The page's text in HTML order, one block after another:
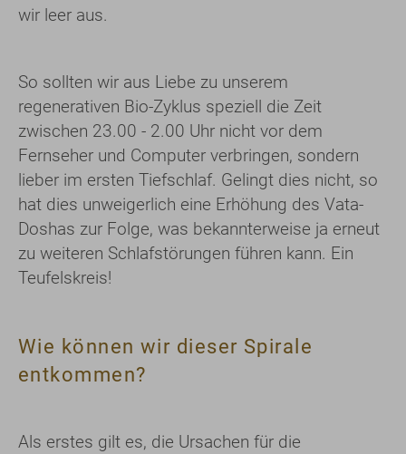
wir leer aus.
So sollten wir aus Liebe zu unserem
regenerativen Bio-Zyklus speziell die Zeit
zwischen 23.00 - 2.00 Uhr nicht vor dem
Fernseher und Computer verbringen, sondern
lieber im ersten Tiefschlaf. Gelingt dies nicht, so
hat dies unweigerlich eine Erhöhung des Vata-
Doshas zur Folge, was bekannterweise ja erneut
zu weiteren Schlafstörungen führen kann. Ein
Teufelskreis!
Wie können wir dieser Spirale
entkommen?
Als erstes gilt es, die Ursachen für die